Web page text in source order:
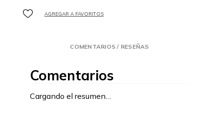
COMENTARIOS / RESEÑAS
Comentarios
Cargando el resumen…